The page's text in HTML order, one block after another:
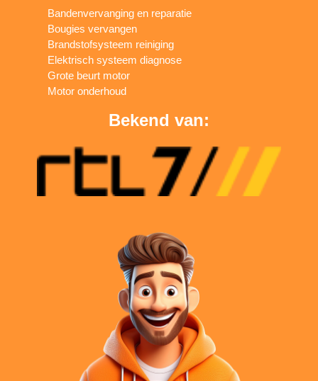
Bandenvervanging en reparatie
Bougies vervangen
Brandstofsysteem reiniging
Elektrisch systeem diagnose
Grote beurt motor
Motor onderhoud
Bekend van: